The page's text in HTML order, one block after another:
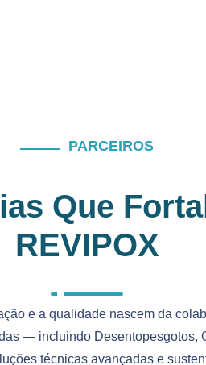
PARCEIROS
Que
REVIPOX
e a qualidade nascem da
— incluindo
técnicas avançadas e